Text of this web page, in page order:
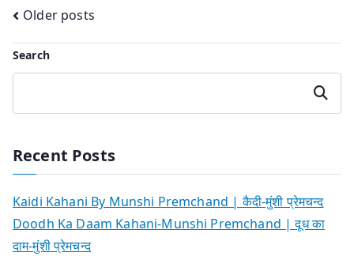
Posts
navigation
Older posts
Search
Search
Recent Posts
Kaidi Kahani By Munshi Premchand | कैदी-मुंशी प्रेमचन्द
Doodh Ka Daam Kahani-Munshi Premchand | दूध का
दाम-मुंशी प्रेमचन्द